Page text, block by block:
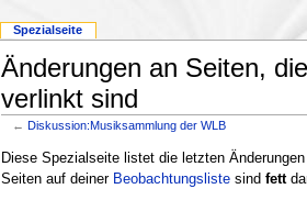
Änderungen an Seiten,
verlinkt sind
←Diskussion:Musiksammlung der WLB
Diese Spezialseite listet die letzten
Seiten auf deiner Beobachtungslistesind fett
Spezialseite